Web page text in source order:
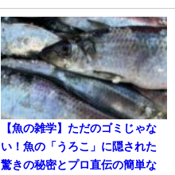
【魚の雑学】ただのゴミじゃな
い！魚の「うろこ」に隠された
驚きの秘密とプロ直伝の簡単な